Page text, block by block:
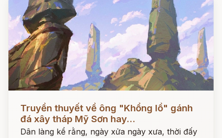
Đọc ngay
Truyền thuyết về ông "Khổng lồ" gánh
đá xây tháp Mỹ Sơn hay...
Dân làng kể rằng, ngày xửa ngày xưa, thời đấy